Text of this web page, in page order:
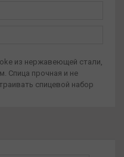
из нержавеющей стали,
Спица прочная и не
спицевой набор
2.0 мм, длина 268